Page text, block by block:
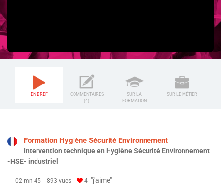
EN BREF
COMMENTAIRES
(4)
SUR LA
FORMATION
SUR LE MÉTIER
Formation Hygiène Sécurité Environnement
Intervention technique en Hygiène Sécurité Environnement
-HSE- industriel
02 mn 45 893 vues 4 "j'aime"